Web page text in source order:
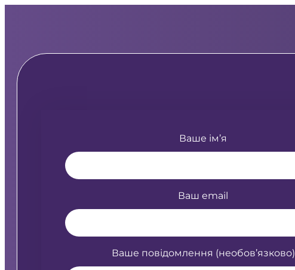
Ваше ім’я
Ваш email
Ваше повідомлення (необов’язково)